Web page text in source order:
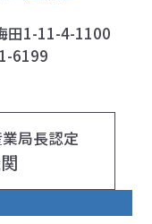
田1-11-4-1100
6199
局長認定